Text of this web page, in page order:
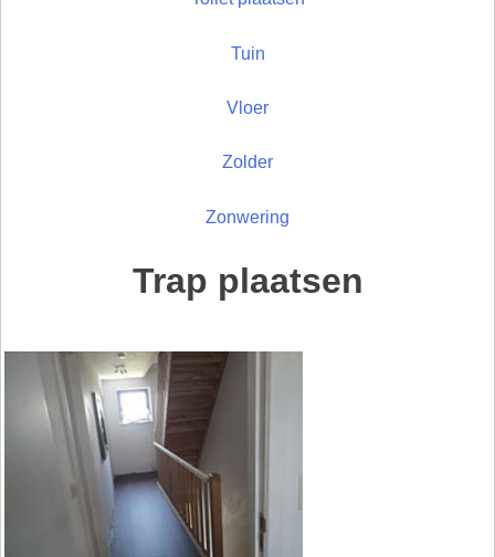
Tuin
Vloer
Zolder
Zonwering
Trap plaatsen